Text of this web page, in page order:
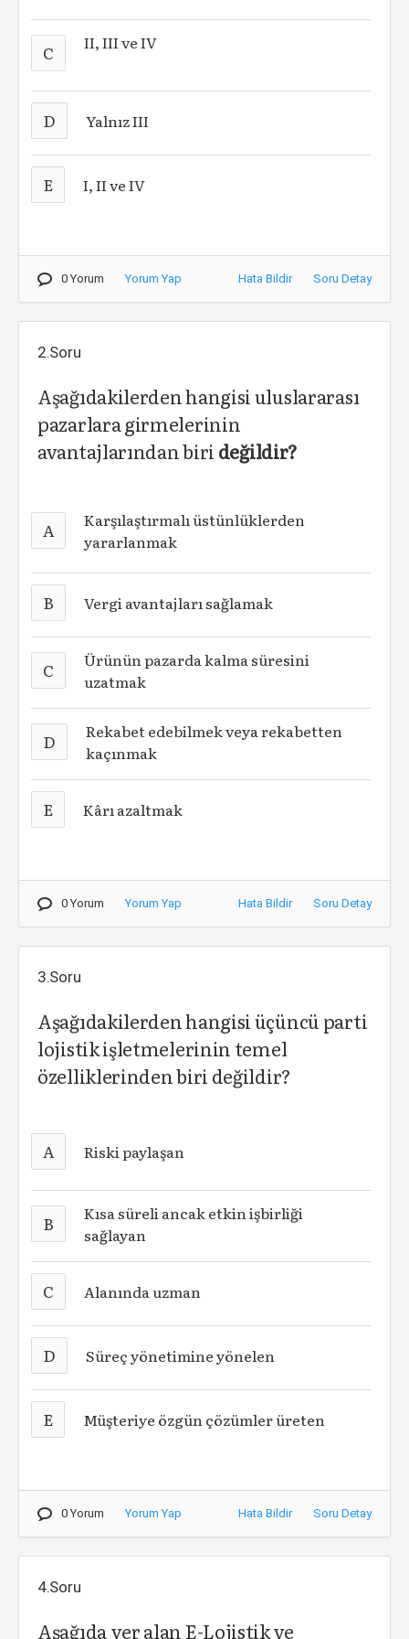
C II, III ve IV
D Yalnız III
E I, II ve IV
0 Yorum Yorum Yap Hata Bildir Soru Detay
2.Soru
Aşağıdakilerden hangisi uluslararası
pazarlara girmelerinin
avantajlarından biri değildir?
A
Karşılaştırmalı üstünlüklerden
yararlanmak
B Vergi avantajları sağlamak
C
Ürünün pazarda kalma süresini
uzatmak
D
Rekabet edebilmek veya rekabetten
kaçınmak
E Kârı azaltmak
0 Yorum Yorum Yap Hata Bildir Soru Detay
3.Soru
Aşağıdakilerden hangisi üçüncü parti
lojistik işletmelerinin temel
özelliklerinden biri değildir?
A Riski paylaşan
B
Kısa süreli ancak etkin işbirliği
sağlayan
C Alanında uzman
D Süreç yönetimine yönelen
E Müşteriye özgün çözümler üreten
0 Yorum Yorum Yap Hata Bildir Soru Detay
4.Soru
Aşağıda yer alan E-Lojistik ve